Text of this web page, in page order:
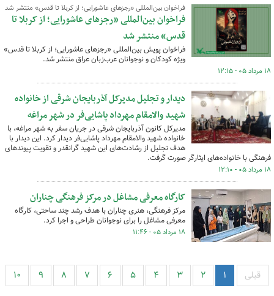
فراخوان بین‌المللی «رجزهای عاشورایی؛ از کربلا تا قدس» منتشر شد
فراخوان بین‌المللی «رجزهای عاشورایی؛ از کربلا تا
قدس» منتشر شد
فراخوان پویش بین‌المللی «رجزهای عاشورایی؛ از کربلا تا قدس»
ویژه کودکان و نوجوانان عرب‌زبان عراق منتشر شد.
۱۸ مرداد ۰۵ - ۱۲:۱۵
دیدار و تجلیل مدیرکل آذربایجان شرقی از خانواده
شهید والامقام مهرداد پاشایی‌فر در شهر مراغه
مدیرکل کانون آذربایجان شرقی در جریان سفر به شهر مراغه، با
خانواده شهید والامقام مهرداد پاشایی‌فر دیدار کرد. این دیدار با
هدف تجلیل از رشادت‌های این شهید گرانقدر و تقویت پیوندهای
فرهنگی با خانواده‌های ایثارگر صورت گرفت.
۱۸ مرداد ۰۵ - ۱۲:۱۰
کارگاه معرفی مشاغل در مرکز فرهنگی چناران
مرکز فرهنگی، هنری چناران با هدف رشد چند ساحتی، کارگاه
معرفی مشاغل را برای نوجوانان طراحی و اجرا کرد.
۱۸ مرداد ۰۵ - ۱۱:۴۶
قبلی ۱ ۲ ۳ ۴ ۵ ۶ ۷ ۸ ۹ ۱۰